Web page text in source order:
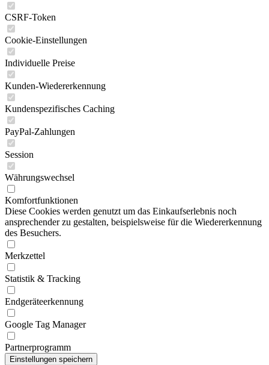
CSRF-Token
Cookie-Einstellungen
Individuelle Preise
Kunden-Wiedererkennung
Kundenspezifisches Caching
PayPal-Zahlungen
Session
Währungswechsel
Komfortfunktionen
Diese Cookies werden genutzt um das Einkaufserlebnis noch
ansprechender zu gestalten, beispielsweise für die Wiedererkennung
des Besuchers.
Merkzettel
Statistik & Tracking
Endgeräteerkennung
Google Tag Manager
Partnerprogramm